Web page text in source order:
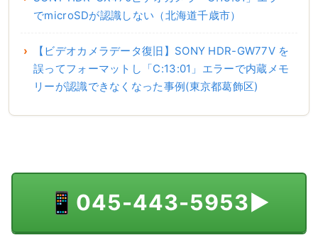
でmicroSDが認識しない（北海道千歳市）
【ビデオカメラデータ復旧】SONY HDR-GW77V を
誤ってフォーマットし「C:13:01」エラーで内蔵メモ
リーが認識できなくなった事例(東京都葛飾区)
📱 045-443-5953▶